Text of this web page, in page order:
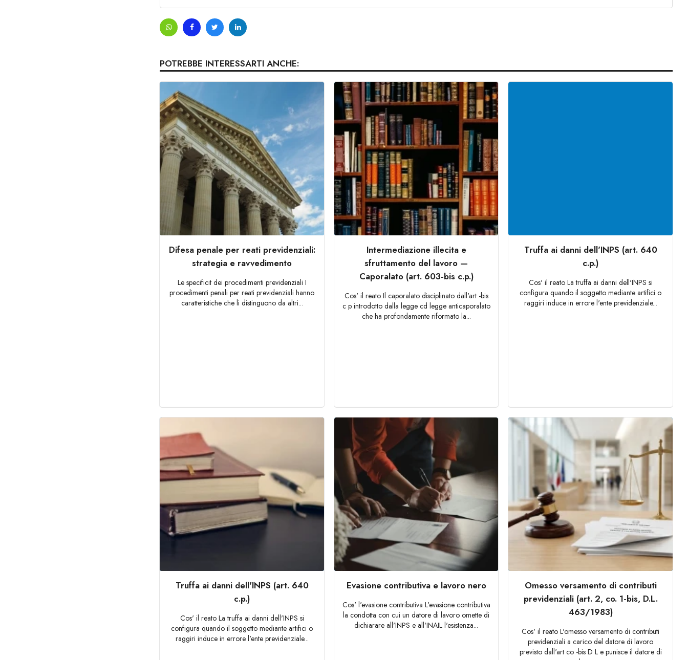
POTREBBE INTERESSARTI ANCHE:
Difesa penale per reati previdenziali:
strategia e ravvedimento
Le specificit dei procedimenti previdenziali I
procedimenti penali per reati previdenziali hanno
caratteristiche che li distinguono da altri...
Intermediazione illecita e
sfruttamento del lavoro —
Caporalato (art. 603-bis c.p.)
Cos' il reato Il caporalato disciplinato dall'art -bis
c p introdotto dalla legge cd legge anticaporalato
che ha profondamente riformato la...
Truffa ai danni dell'INPS (art. 640
c.p.)
Cos' il reato La truffa ai danni dell'INPS si
configura quando il soggetto mediante artifici o
raggiri induce in errore l'ente previdenziale...
Truffa ai danni dell'INPS (art. 640
c.p.)
Cos' il reato La truffa ai danni dell'INPS si
configura quando il soggetto mediante artifici o
raggiri induce in errore l'ente previdenziale...
Evasione contributiva e lavoro nero
Cos' l'evasione contributiva L'evasione contributiva
la condotta con cui un datore di lavoro omette di
dichiarare all'INPS e all'INAIL l'esistenza...
Omesso versamento di contributi
previdenziali (art. 2, co. 1-bis, D.L.
463/1983)
Cos' il reato L'omesso versamento di contributi
previdenziali a carico del datore di lavoro
previsto dall'art co -bis D L e punisce il datore di